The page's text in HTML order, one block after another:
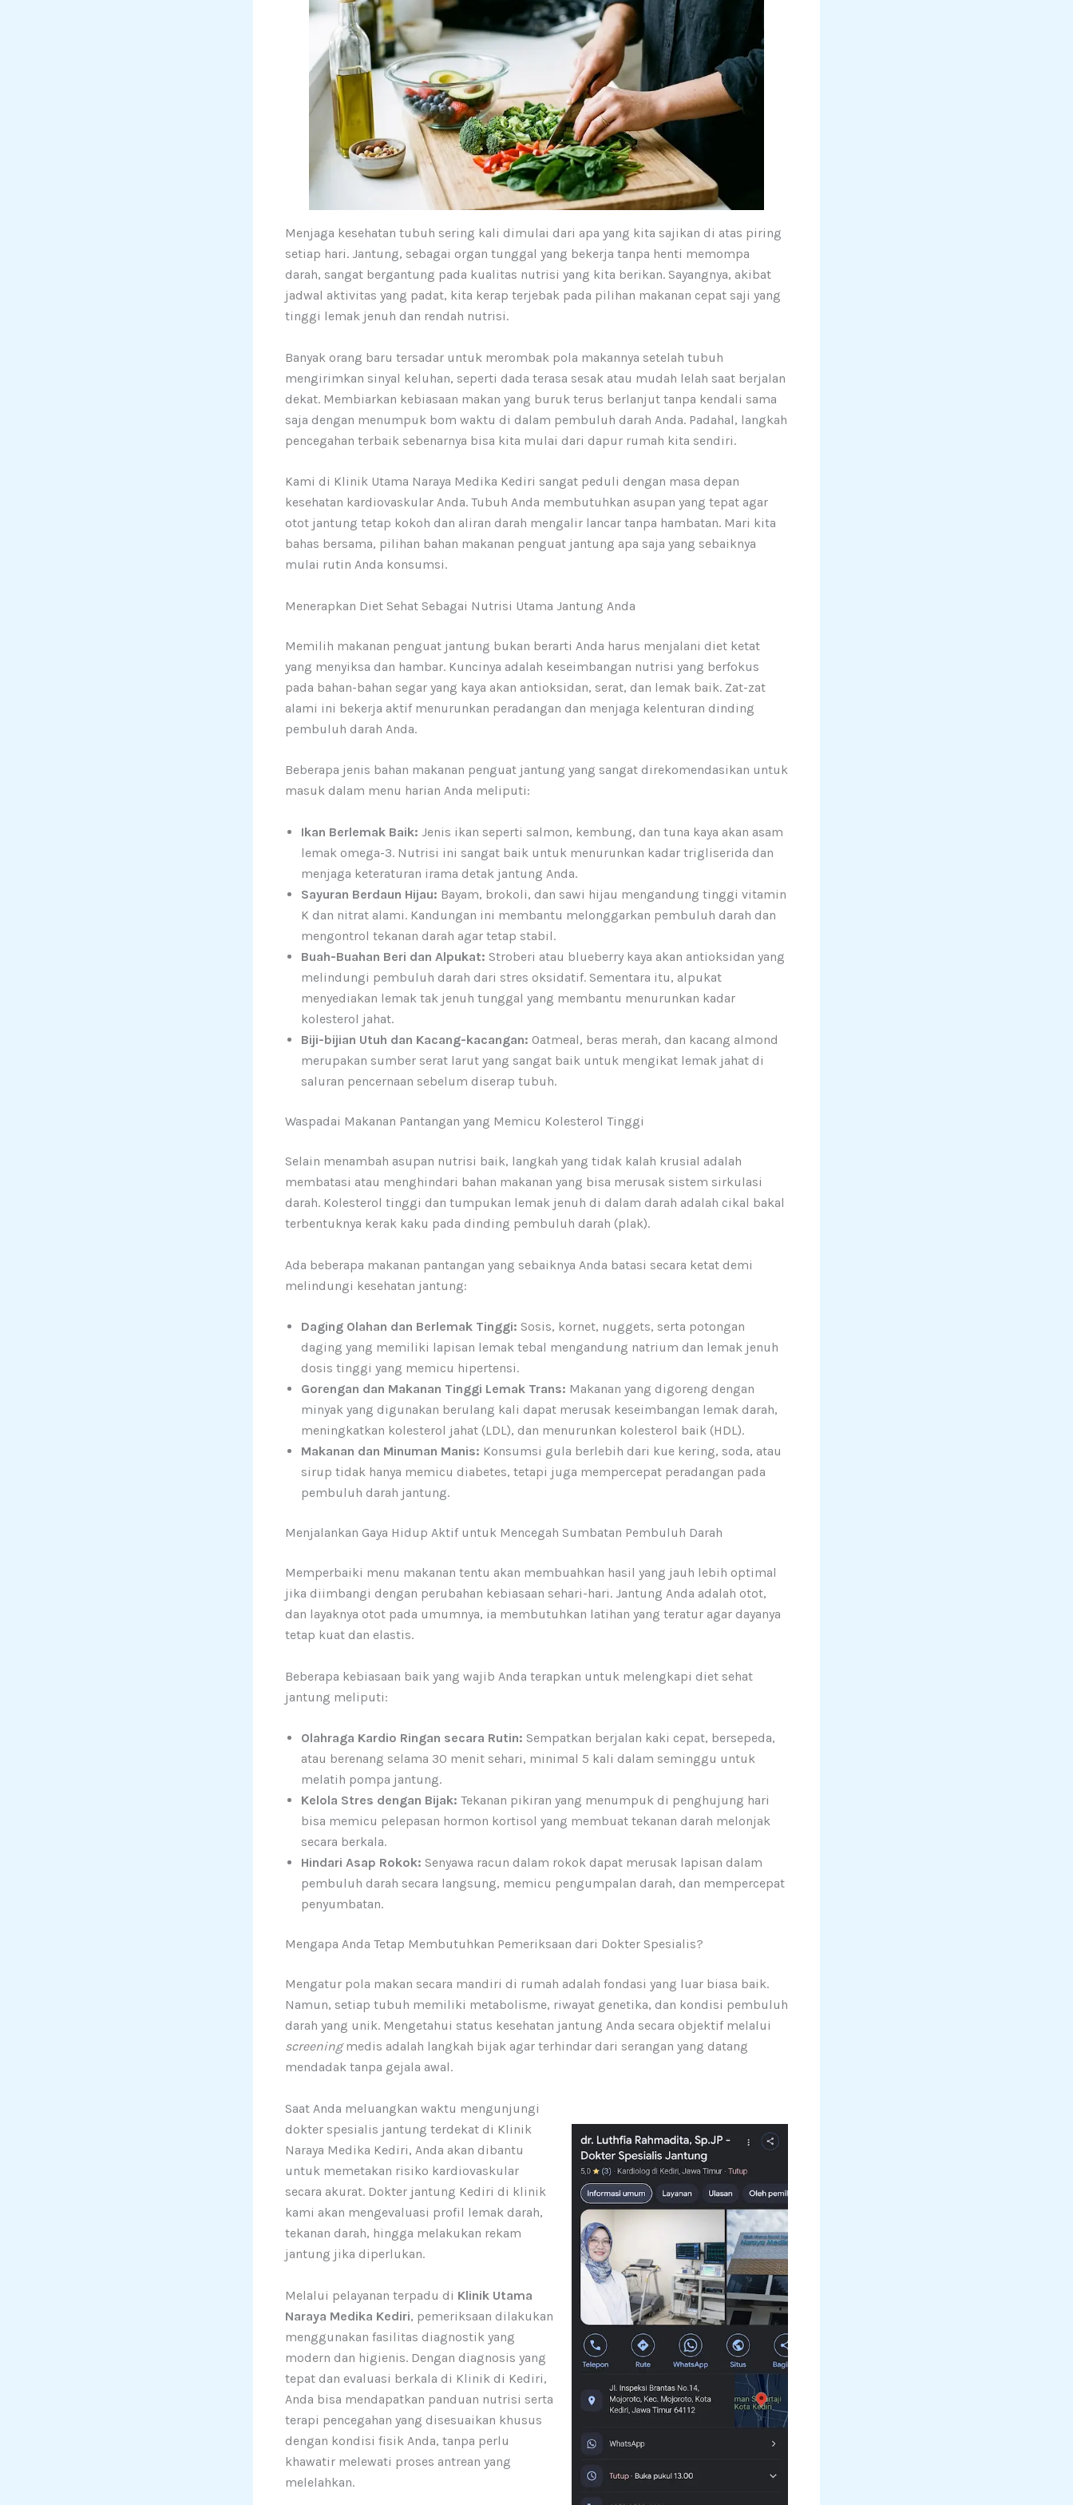
Menjaga kesehatan tubuh sering kali dimulai dari apa yang kita sajikan di atas piring
setiap hari. Jantung, sebagai organ tunggal yang bekerja tanpa henti memompa
darah, sangat bergantung pada kualitas nutrisi yang kita berikan. Sayangnya, akibat
jadwal aktivitas yang padat, kita kerap terjebak pada pilihan makanan cepat saji yang
tinggi lemak jenuh dan rendah nutrisi.
Banyak orang baru tersadar untuk merombak pola makannya setelah tubuh
mengirimkan sinyal keluhan, seperti dada terasa sesak atau mudah lelah saat berjalan
dekat. Membiarkan kebiasaan makan yang buruk terus berlanjut tanpa kendali sama
saja dengan menumpuk bom waktu di dalam pembuluh darah Anda. Padahal, langkah
pencegahan terbaik sebenarnya bisa kita mulai dari dapur rumah kita sendiri.
Kami di Klinik Utama Naraya Medika Kediri sangat peduli dengan masa depan
kesehatan kardiovaskular Anda. Tubuh Anda membutuhkan asupan yang tepat agar
otot jantung tetap kokoh dan aliran darah mengalir lancar tanpa hambatan. Mari kita
bahas bersama, pilihan bahan makanan penguat jantung apa saja yang sebaiknya
mulai rutin Anda konsumsi.
Menerapkan Diet Sehat Sebagai Nutrisi Utama Jantung Anda
Memilih makanan penguat jantung bukan berarti Anda harus menjalani diet ketat
yang menyiksa dan hambar. Kuncinya adalah keseimbangan nutrisi yang berfokus
pada bahan-bahan segar yang kaya akan antioksidan, serat, dan lemak baik. Zat-zat
alami ini bekerja aktif menurunkan peradangan dan menjaga kelenturan dinding
pembuluh darah Anda.
Beberapa jenis bahan makanan penguat jantung yang sangat direkomendasikan untuk
masuk dalam menu harian Anda meliputi:
Ikan Berlemak Baik: Jenis ikan seperti salmon, kembung, dan tuna kaya akan asam
lemak omega-3. Nutrisi ini sangat baik untuk menurunkan kadar trigliserida dan
menjaga keteraturan irama detak jantung Anda.
Sayuran Berdaun Hijau: Bayam, brokoli, dan sawi hijau mengandung tinggi vitamin
K dan nitrat alami. Kandungan ini membantu melonggarkan pembuluh darah dan
mengontrol tekanan darah agar tetap stabil.
Buah-Buahan Beri dan Alpukat: Stroberi atau blueberry kaya akan antioksidan yang
melindungi pembuluh darah dari stres oksidatif. Sementara itu, alpukat
menyediakan lemak tak jenuh tunggal yang membantu menurunkan kadar
kolesterol jahat.
Biji-bijian Utuh dan Kacang-kacangan: Oatmeal, beras merah, dan kacang almond
merupakan sumber serat larut yang sangat baik untuk mengikat lemak jahat di
saluran pencernaan sebelum diserap tubuh.
Waspadai Makanan Pantangan yang Memicu Kolesterol Tinggi
Selain menambah asupan nutrisi baik, langkah yang tidak kalah krusial adalah
membatasi atau menghindari bahan makanan yang bisa merusak sistem sirkulasi
darah. Kolesterol tinggi dan tumpukan lemak jenuh di dalam darah adalah cikal bakal
terbentuknya kerak kaku pada dinding pembuluh darah (plak).
Ada beberapa makanan pantangan yang sebaiknya Anda batasi secara ketat demi
melindungi kesehatan jantung:
Daging Olahan dan Berlemak Tinggi: Sosis, kornet, nuggets, serta potongan
daging yang memiliki lapisan lemak tebal mengandung natrium dan lemak jenuh
dosis tinggi yang memicu hipertensi.
Gorengan dan Makanan Tinggi Lemak Trans: Makanan yang digoreng dengan
minyak yang digunakan berulang kali dapat merusak keseimbangan lemak darah,
meningkatkan kolesterol jahat (LDL), dan menurunkan kolesterol baik (HDL).
Makanan dan Minuman Manis: Konsumsi gula berlebih dari kue kering, soda, atau
sirup tidak hanya memicu diabetes, tetapi juga mempercepat peradangan pada
pembuluh darah jantung.
Menjalankan Gaya Hidup Aktif untuk Mencegah Sumbatan Pembuluh Darah
Memperbaiki menu makanan tentu akan membuahkan hasil yang jauh lebih optimal
jika diimbangi dengan perubahan kebiasaan sehari-hari. Jantung Anda adalah otot,
dan layaknya otot pada umumnya, ia membutuhkan latihan yang teratur agar dayanya
tetap kuat dan elastis.
Beberapa kebiasaan baik yang wajib Anda terapkan untuk melengkapi diet sehat
jantung meliputi:
Olahraga Kardio Ringan secara Rutin: Sempatkan berjalan kaki cepat, bersepeda,
atau berenang selama 30 menit sehari, minimal 5 kali dalam seminggu untuk
melatih pompa jantung.
Kelola Stres dengan Bijak: Tekanan pikiran yang menumpuk di penghujung hari
bisa memicu pelepasan hormon kortisol yang membuat tekanan darah melonjak
secara berkala.
Hindari Asap Rokok: Senyawa racun dalam rokok dapat merusak lapisan dalam
pembuluh darah secara langsung, memicu pengumpalan darah, dan mempercepat
penyumbatan.
Mengapa Anda Tetap Membutuhkan Pemeriksaan dari Dokter Spesialis?
Mengatur pola makan secara mandiri di rumah adalah fondasi yang luar biasa baik.
Namun, setiap tubuh memiliki metabolisme, riwayat genetika, dan kondisi pembuluh
darah yang unik. Mengetahui status kesehatan jantung Anda secara objektif melalui
screeningmedis adalah langkah bijak agar terhindar dari serangan yang datang
mendadak tanpa gejala awal.
Saat Anda meluangkan waktu mengunjungi
dokter spesialis jantung terdekat di Klinik
Naraya Medika Kediri, Anda akan dibantu
untuk memetakan risiko kardiovaskular
secara akurat. Dokter jantung Kediri di klinik
kami akan mengevaluasi profil lemak darah,
tekanan darah, hingga melakukan rekam
jantung jika diperlukan.
Melalui pelayanan terpadu di Klinik Utama
Naraya Medika Kediri, pemeriksaan dilakukan
menggunakan fasilitas diagnostik yang
modern dan higienis. Dengan diagnosis yang
tepat dan evaluasi berkala di Klinik di Kediri,
Anda bisa mendapatkan panduan nutrisi serta
terapi pencegahan yang disesuaikan khusus
dengan kondisi fisik Anda, tanpa perlu
khawatir melewati proses antrean yang
melelahkan.